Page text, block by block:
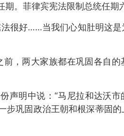
。菲律宾宪法限制总统任期
很好……当我们心知肚明这是
，两大家族都在巩固各自的
声明中说：“马尼拉和达沃市
步巩固政治王朝和根深蒂固